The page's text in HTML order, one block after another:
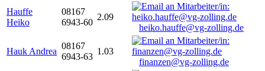
Hauffe
Heiko
08167
6943-60
2.09
heiko.hauffe@vg-zolling.de
Hauk Andrea
08167
6943-63
1.03
finanzen@vg-zolling.de